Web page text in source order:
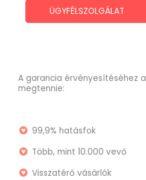
ÜGYFÉLSZOLGÁLAT
A garancia érvényesítéséhez
megtennie:
99,9% hatásfok
Több, mint 10.000 vevő
Visszatérő vásárlók